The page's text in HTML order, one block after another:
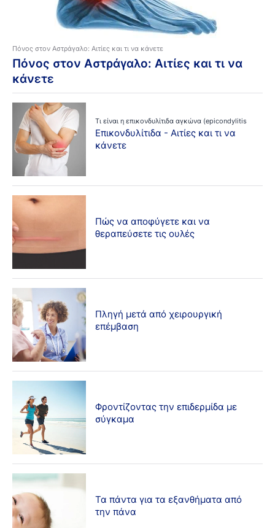
Πόνος στον Αστράγαλο: Αιτίες και τι να κάνετε
Πόνος στον Αστράγαλο: Αιτίες και τι να
κάνετε
Τι είναι η επικονδυλίτιδα αγκώνα (epicondylitis
humeri radialis);
Επικονδυλίτιδα - Αιτίες και τι να
κάνετε
Πώς να αποφύγετε και να
θεραπεύσετε τις ουλές
Πληγή μετά από χειρουργική
επέμβαση
Φροντίζοντας την επιδερμίδα με
σύγκαμα
Τα πάντα για τα εξανθήματα από
την πάνα